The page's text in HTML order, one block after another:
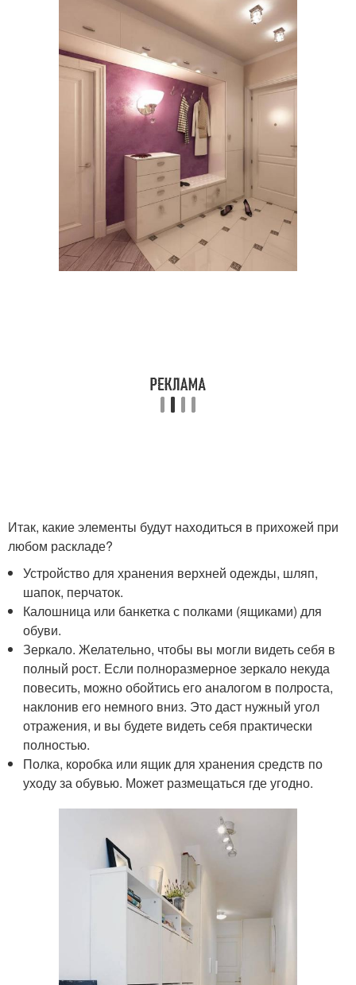
Итак, какие элементы будут находиться в прихожей при
любом раскладе?
Устройство для хранения верхней одежды, шляп,
шапок, перчаток.
Калошница или банкетка с полками (ящиками) для
обуви.
Зеркало. Желательно, чтобы вы могли видеть себя в
полный рост. Если полноразмерное зеркало некуда
повесить, можно обойтись его аналогом в полроста,
наклонив его немного вниз. Это даст нужный угол
отражения, и вы будете видеть себя практически
полностью.
Полка, коробка или ящик для хранения средств по
уходу за обувью. Может размещаться где угодно.